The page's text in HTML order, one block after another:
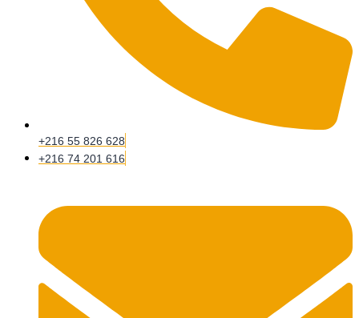
+216 55 826 628
+216 74 201 616